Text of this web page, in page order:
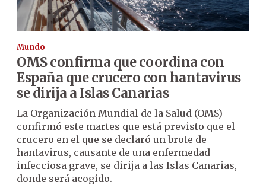
Mundo
OMS confirma que coordina con
España que crucero con hantavirus
se dirija a Islas Canarias
La Organización Mundial de la Salud (OMS)
confirmó este martes que está previsto que el
crucero en el que se declaró un brote de
hantavirus, causante de una enfermedad
infecciosa grave, se dirija a las Islas Canarias,
donde será acogido.